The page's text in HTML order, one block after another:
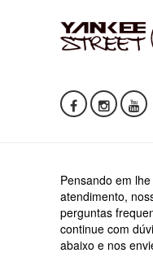
Pensando em
atendimento,
perguntas
continue com
abaixo e nos